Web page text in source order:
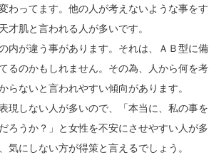
わってます。他の人が考えないような事をす
才肌と言われる人が多いです。
内が違う事があります。それは、ＡＢ型に備
るのかもしれません。その為、人から何を考
らないと言われやすい傾向があります。
現しない人が多いので、「本当に、私の事を
ろうか？」と女性を不安にさせやすい人が多
気にしない方が得策と言えるでしょう。